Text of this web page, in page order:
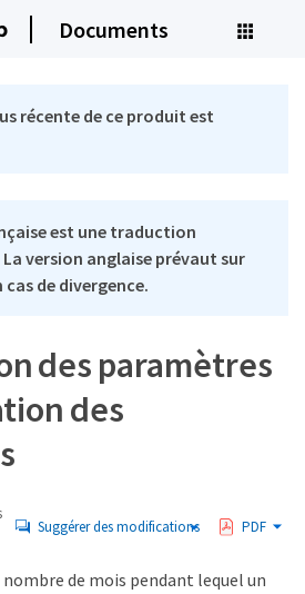
Documents
récente de ce produit est
est une traduction
version anglaise prévaut sur
de divergence.
des paramètres
des
Suggérer des modifications PDF
de mois pendant lequel un